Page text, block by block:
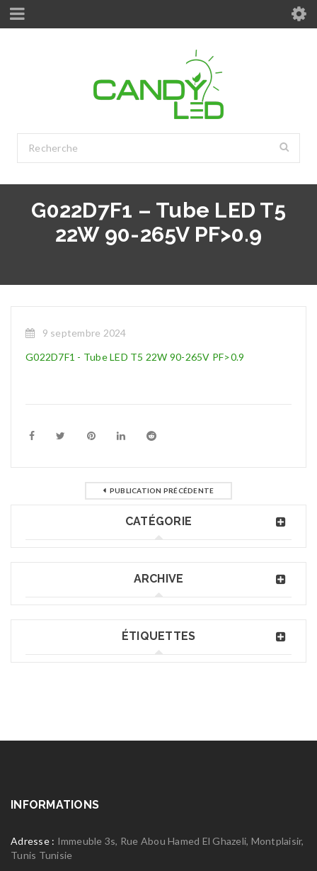
G022D7F1 – Tube LED T5
22W 90-265V PF>0.9
9 septembre 2024
G022D7F1 - Tube LED T5 22W 90-265V PF>0.9
PUBLICATION PRÉCÉDENTE
CATÉGORIE
ARCHIVE
ÉTIQUETTES
INFORMATIONS
Adresse : Immeuble 3s, Rue Abou Hamed El Ghazeli, Montplaisir,
Tunis Tunisie